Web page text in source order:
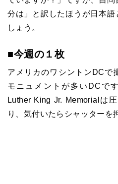
分は」と訳したほうが日本
しょう。
■今週の１枚
アメリカのワシントンDCで
モニュメントが多いDCで
Luther King Jr. Memorialは
り、気付いたらシャッターを